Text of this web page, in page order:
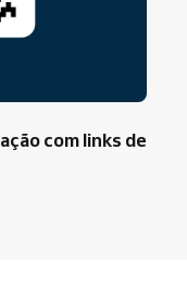
com links de